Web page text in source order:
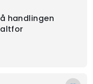
handlingen